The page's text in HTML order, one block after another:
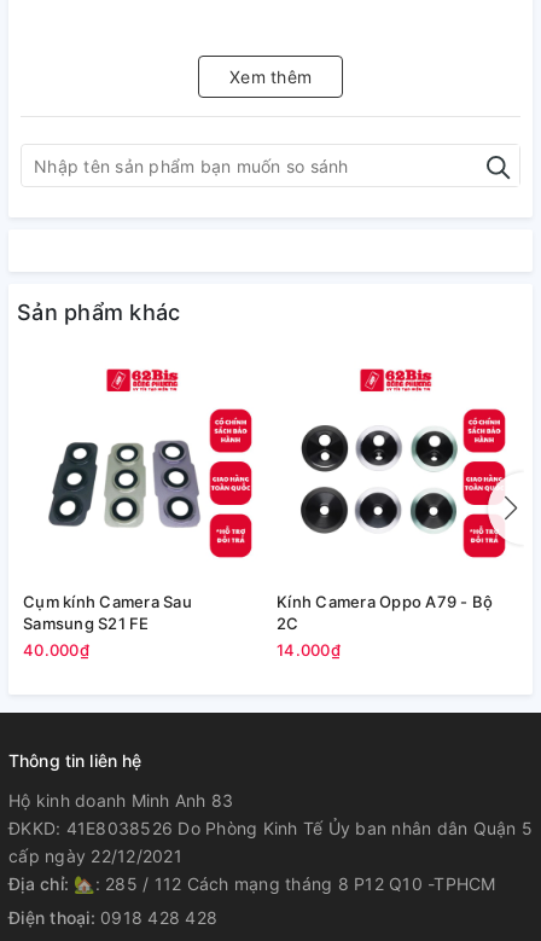
Xem thêm
Sản phẩm khác
Cụm kính Camera Sau
Samsung S21 FE
40.000₫
Kính Camera Oppo A79 - Bộ
2C
14.000₫
Thông tin liên hệ
Hộ kinh doanh Minh Anh 83
ĐKKD: 41E8038526 Do Phòng Kinh Tế Ủy ban nhân dân Quận 5
cấp ngày 22/12/2021
Địa chỉ: 🏡: 285 / 112 Cách mạng tháng 8 P12 Q10 -TPHCM
Điện thoại: 0918 428 428